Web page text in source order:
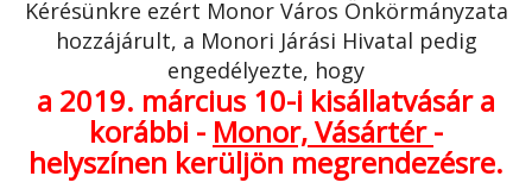
Kérésünkre ezért Monor Város Önkörmányzata
hozzájárult, a Monori Járási Hivatal pedig
engedélyezte, hogy
a 2019. március 10-i kisállatvásár a
korábbi - Monor, Vásártér-
helyszínen kerüljön megrendezésre.